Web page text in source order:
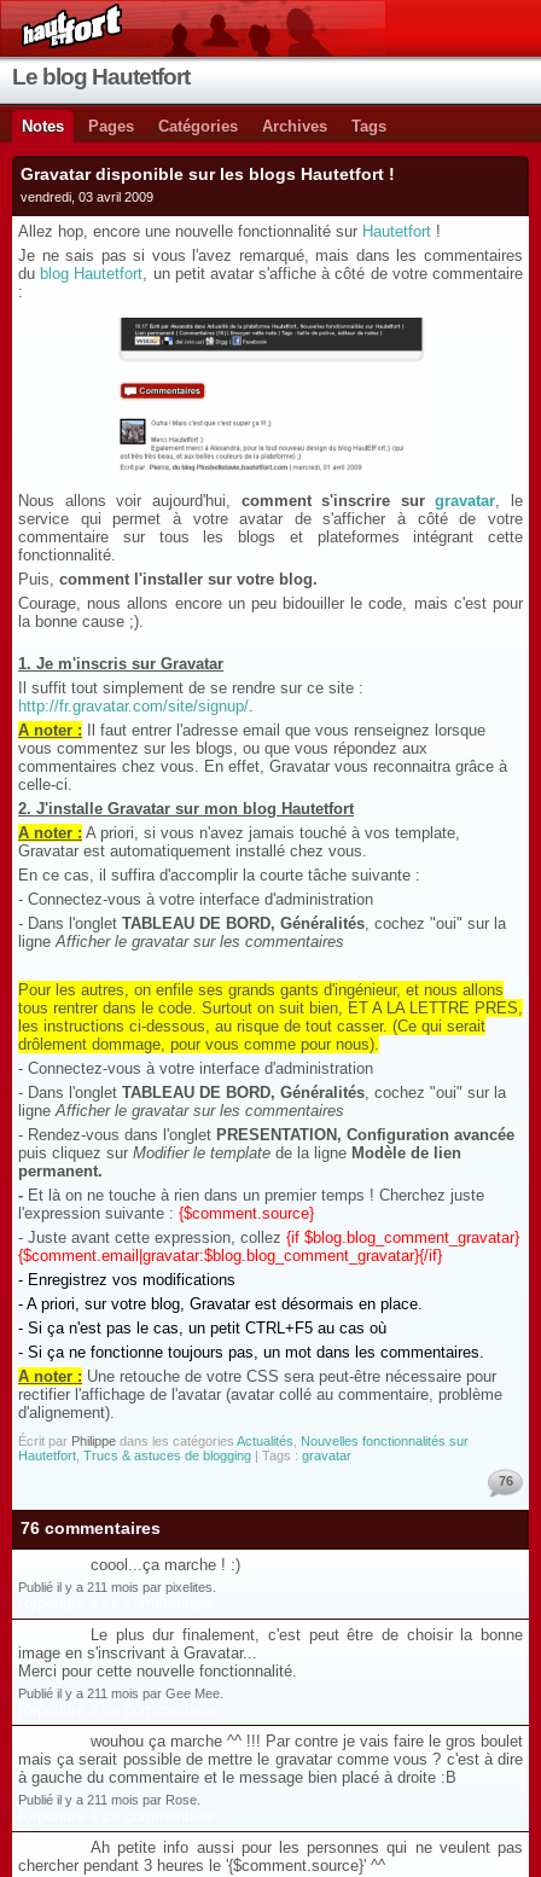
Le blog Hautetfort
Notes Pages Catégories Archives Tags
Gravatar disponible sur les blogs Hautetfort !
vendredi, 03 avril 2009
Allez hop, encore une nouvelle fonctionnalité sur Hautetfort !
Je ne sais pas si vous l'avez remarqué, mais dans les commentaires
du blog Hautetfort, un petit avatar s'affiche à côté de votre commentaire
:
Nous allons voir aujourd'hui, comment s'inscrire surgravatar, le
service qui permet à votre avatar de s'afficher à côté de votre
commentaire sur tous les blogs et plateformes intégrant cette
fonctionnalité.
Puis, comment l'installer sur votre blog.
Courage, nous allons encore un peu bidouiller le code, mais c'est pour
la bonne cause ;).
1. Je m'inscris sur Gravatar
Il suffit tout simplement de se rendre sur ce site :
http://fr.gravatar.com/site/signup/.
A noter : Il faut entrer l'adresse email que vous renseignez lorsque
vous commentez sur les blogs, ou que vous répondez aux
commentaires chez vous. En effet, Gravatar vous reconnaitra grâce à
celle-ci.
2. J'installe Gravatar sur mon blog Hautetfort
A noter : A priori, si vous n'avez jamais touché à vos template,
Gravatar est automatiquement installé chez vous.
En ce cas, il suffira d'accomplir la courte tâche suivante :
- Connectez-vous à votre interface d'administration
- Dans l'onglet TABLEAU DE BORD, Généralités, cochez "oui" sur la
ligneAfficher le gravatar sur les commentaires
Pour les autres, on enfile ses grands gants d'ingénieur, et nous allons
tous rentrer dans le code. Surtout on suit bien, ET A LA LETTRE PRES,
les instructions ci-dessous, au risque de tout casser. (Ce qui serait
drôlement dommage, pour vous comme pour nous).
- Connectez-vous à votre interface d'administration
- Dans l'onglet TABLEAU DE BORD, Généralités, cochez "oui" sur la
ligneAfficher le gravatar sur les commentaires
- Rendez-vous dans l'onglet PRESENTATION, Configuration avancée
puis cliquez sur Modifier le template de la ligne Modèle de lien
permanent.
- Et là on ne touche à rien dans un premier temps ! Cherchez juste
l'expression suivante : {$comment.source}
- Juste avant cette expression, collez {if $blog.blog_comment_gravatar}
{$comment.email|gravatar:$blog.blog_comment_gravatar}{/if}
- Enregistrez vos modifications
- A priori, sur votre blog, Gravatar est désormais en place.
- Si ça n'est pas le cas, un petit CTRL+F5 au cas où
- Si ça ne fonctionne toujours pas, un mot dans les commentaires.
A noter : Une retouche de votre CSS sera peut-être nécessaire pour
rectifier l'affichage de l'avatar (avatar collé au commentaire, problème
d'alignement).
Écrit par Philippe dans les catégories Actualités
Nouvelles fonctionnalités sur
Hautetfort Trucs & astuces de blogging | Tags : gravatar
76
76 commentaires
coool...ça marche ! :)
Publié il y a 211 mois par pixelites.
Le plus dur finalement, c'est peut être de choisir la bonne
image en s'inscrivant à Gravatar...
Merci pour cette nouvelle fonctionnalité.
Publié il y a 211 mois par Gee Mee.
wouhou ça marche ^^ !!! Par contre je vais faire le gros boulet
mais ça serait possible de mettre le gravatar comme vous ? c'est à dire
à gauche du commentaire et le message bien placé à droite :B
Publié il y a 211 mois par Rose.
Ah petite info aussi pour les personnes qui ne veulent pas
chercher pendant 3 heures le '{$comment.source}' ^^